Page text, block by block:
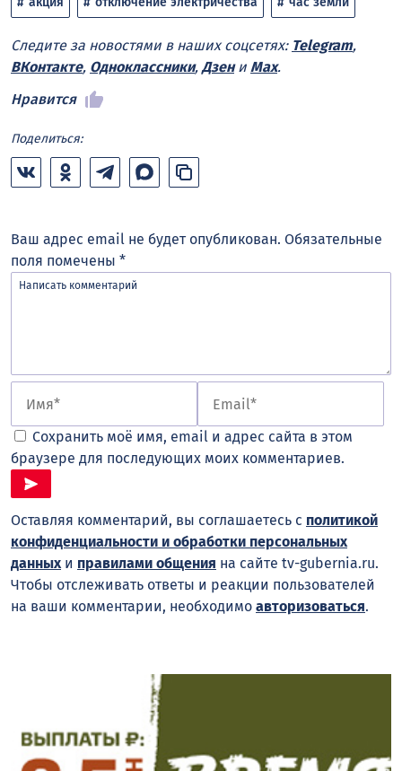
Следите за новостями в наших соцсетях: Telegram,
ВКонтакте, Одноклассники, Дзени Max.
Нравится
Поделиться:
Ваш адрес email не будет опубликован. Обязательные
поля помечены *
Сохранить моё имя, email и адрес сайта в этом
браузере для последующих моих комментариев.
Оставляя комментарий, вы соглашаетесь с политикой
конфиденциальности и обработки персональных
данныхи правилами общения на сайте tv-gubernia.ru.
Чтобы отслеживать ответы и реакции пользователей
на ваши комментарии, необходимо авторизоваться.